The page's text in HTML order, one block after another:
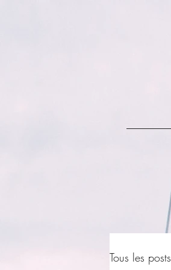
Tous les posts